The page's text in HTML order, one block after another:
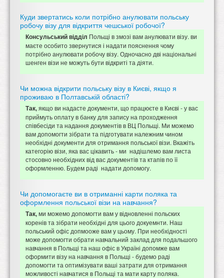
Куди звертатись коли потрібно анулювати польську
робочу візу для відкриття чешської робочої?
Консульський відділ Польщі в змозі вам анулювати візу. ви
маєте особито звернутися і надати пояснення чому
потрібно анулювати робочу візу. Одночасно дві національні
шенген візи не можуть бути відкриті та діяти.
Чи можна відкрити польську візу в Києві, якщо я
проживаю в Полтавській області?
Так,якщо ви надасте документи, що працюєте в Києві - у вас
приймуть оплату в банку для запису на проходження
співбесіди та надання документів в ВЦ Польщі. Ми можемо
вам допомогти зібрати та підготувати належним чином
необхідні документи для отримання польської візи. Вкажіть
категорію візи, яка вас цікавить - ми надішлемо вам листа
стосовно необхідних від вас документів та ктапів по її
оформленню. Будем раді надати допомогу.
Чи допомогаєте ви в отриманні карти поляка та
оформлення польської візи на навчання?
Так,ми можемо допомогти вам у відновленні польских
коренів та зібрати необхідні для цього докуемнти. Наш
польський офіс допмооже вам у цьому. При необхідності
може допомогти обрати навчальний заклад для подальшого
навчання в Польщі та наш офіс в Україні допомже вам
оформити візу на навчання в Польщі - будемо раді
допомогти та оптимізувати ваші затрати для отримання
можливості навчатися в Польщі та мати карту поляка.